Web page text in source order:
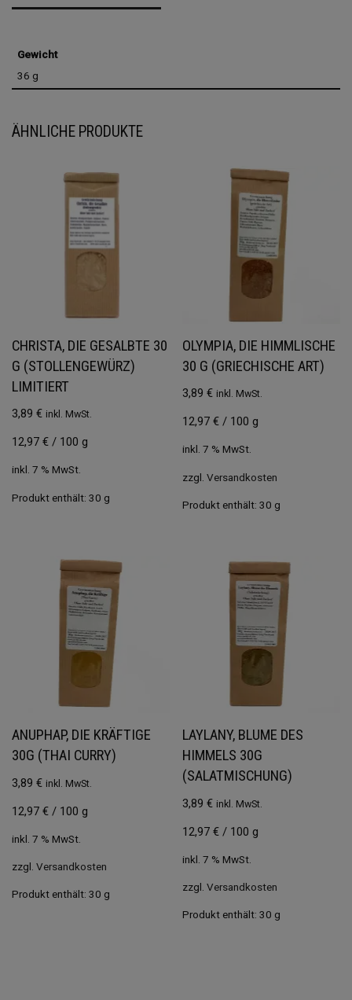
Gewicht
36 g
ÄHNLICHE PRODUKTE
CHRISTA, DIE GESALBTE 30
G (STOLLENGEWÜRZ)
LIMITIERT
3,89 € inkl. MwSt.
12,97 € / 100 g
inkl. 7 % MwSt.
Produkt enthält: 30 g
OLYMPIA, DIE HIMMLISCHE
30 G (GRIECHISCHE ART)
3,89€ inkl. MwSt.
12,97€ / 100 g
inkl. 7 % MwSt.
zzgl.Versandkosten
Produkt enthält: 30 g
ANUPHAP, DIE KRÄFTIGE
30G (THAI CURRY)
3,89 € inkl. MwSt.
12,97 € / 100 g
inkl. 7 % MwSt.
zzgl. Versandkosten
Produkt enthält: 30 g
LAYLANY, BLUME DES
HIMMELS 30G
(SALATMISCHUNG)
3,89€ inkl. MwSt.
12,97€ / 100 g
inkl. 7 % MwSt.
zzgl.Versandkosten
Produkt enthält: 30 g